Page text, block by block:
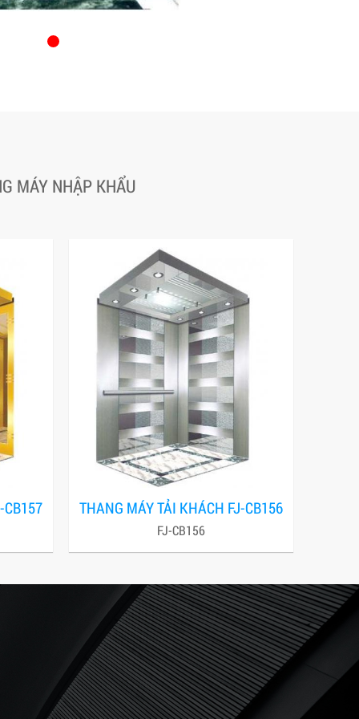
MÁY NHẬP KHẨU
CB157 THANG MÁY TẢI KHÁCH FJ-CB156
FJ-CB156